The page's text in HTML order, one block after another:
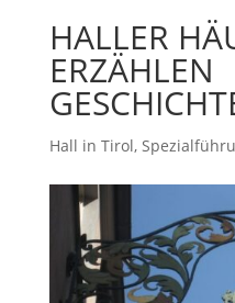
HALLER
ERZÄHLEN
Hall in Tirol,